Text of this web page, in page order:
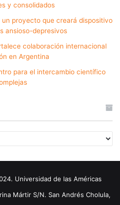
y consolidados
proyecto que creará dispositivo
ansioso-depresivos
colaboración internacional
en Argentina
para el intercambio científico
Universidad de las Américas
Mártir S/N. San Andrés Cholula,